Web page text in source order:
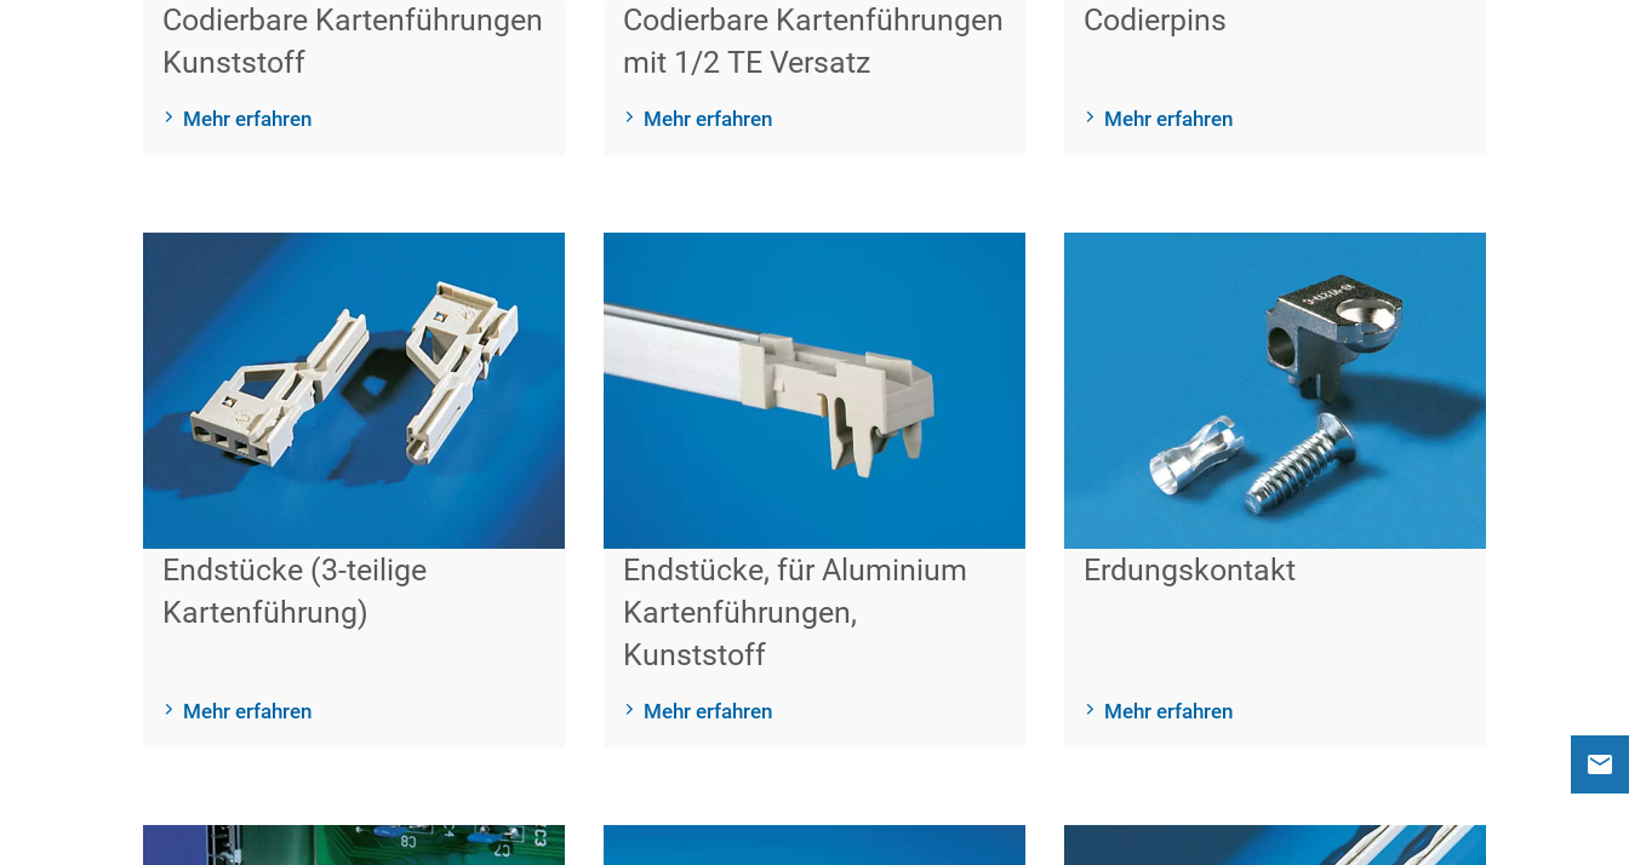
Codierbare Kartenführungen
Kunststoff
Mehr erfahren
Codierbare Kartenführungen
mit 1/2 TE Versatz
Mehr erfahren
Codierpins
Mehr erfahren
Endstücke (3-teilige
Kartenführung)
Mehr erfahren
Endstücke, für Aluminium
Kartenführungen,
Kunststoff
Mehr erfahren
Erdungskontakt
Mehr erfahren